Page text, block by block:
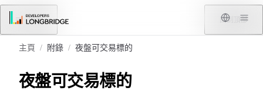
跳轉到內容
菜單 回到頂部
主頁 / 附錄 / 夜盤可交易標的
夜盤可交易標的